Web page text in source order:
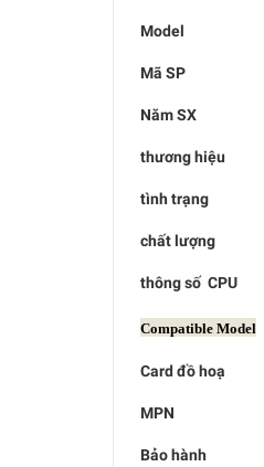
Model
Mã SP
Năm SX
thương hiệu
tình trạng
chất lượng
thông số
Compatible Model
Card đồ
MPN
Bảo hành